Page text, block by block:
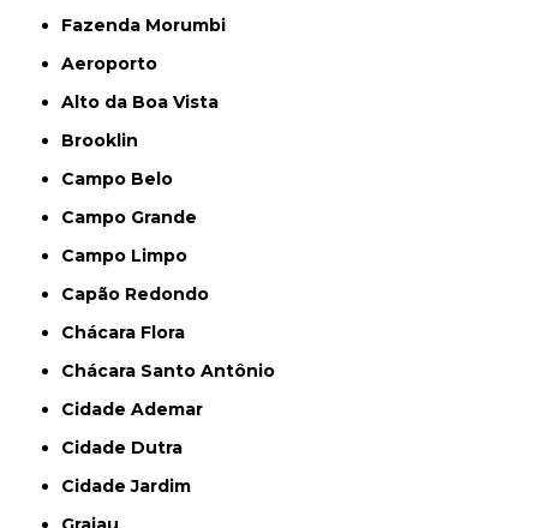
Fazenda Morumbi
Aeroporto
Alto da Boa Vista
Brooklin
Campo Belo
Campo Grande
Campo Limpo
Capão Redondo
Chácara Flora
Chácara Santo Antônio
Cidade Ademar
Cidade Dutra
Cidade Jardim